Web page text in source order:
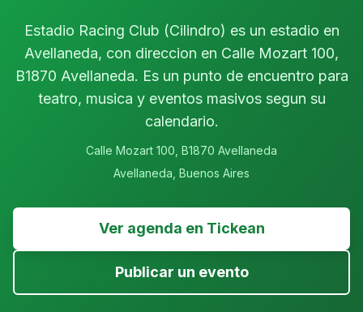
Estadio Racing Club (Cilindro) es un estadio en
Avellaneda, con direccion en Calle Mozart 100,
B1870 Avellaneda. Es un punto de encuentro para
teatro, musica y eventos masivos segun su
calendario.
Calle Mozart 100, B1870 Avellaneda
Avellaneda Buenos Aires
Ver agenda en Tickean
Publicar un evento